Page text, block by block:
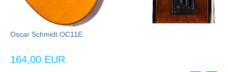
Oscar Schmidt OC11E
164,00 EUR